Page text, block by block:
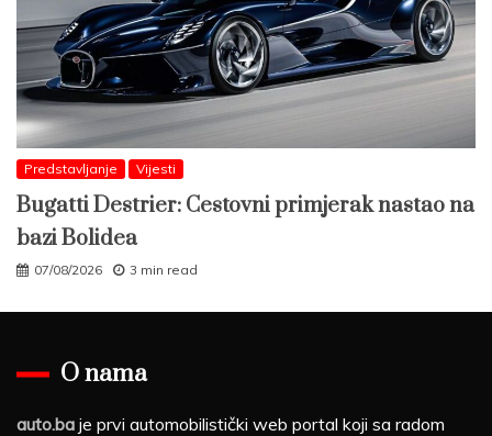
Predstavljanje Vijesti
Bugatti Destrier: Cestovni primjerak nastao na
bazi Bolidea
07/08/2026 3 min read
O nama
auto.ba je prvi automobilistički web portal koji sa radom